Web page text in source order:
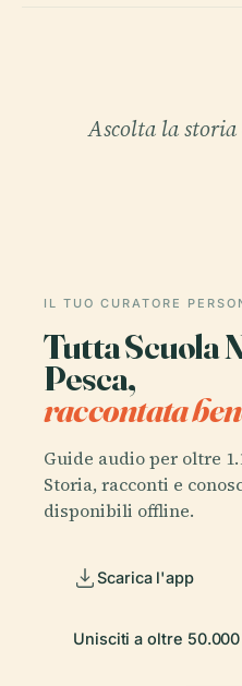
Ascolta la
IL TUO CURATORE
Tutta Scuola
Pesca,
raccontata
Guide audio per oltre
Storia, racconti e
disponibili offline.
Scarica l'app
Unisciti a oltre